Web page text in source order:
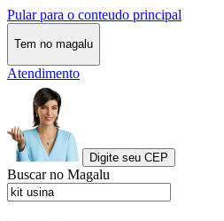
Pular para o conteudo principal
Tem no magalu
Atendimento
Digite seu CEP
Buscar no Magalu